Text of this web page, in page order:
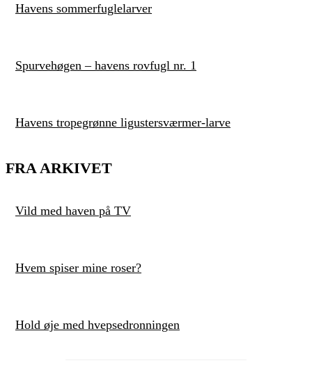
Havens sommerfuglelarver
Spurvehøgen – havens rovfugl nr. 1
Havens tropegrønne ligustersværmer-larve
FRA ARKIVET
Vild med haven på TV
Hvem spiser mine roser?
Hold øje med hvepsedronningen